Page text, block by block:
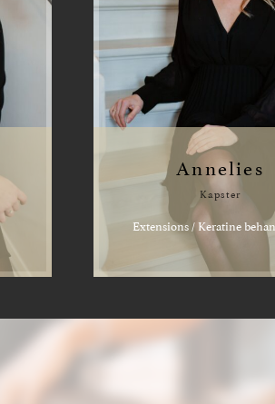
Annelies
Kapster
Extensions / Keratine